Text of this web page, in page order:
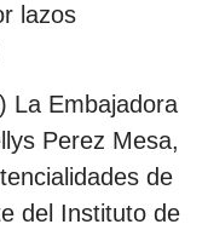
lazos
La Embajadora
Perez Mesa,
de
del Instituto de